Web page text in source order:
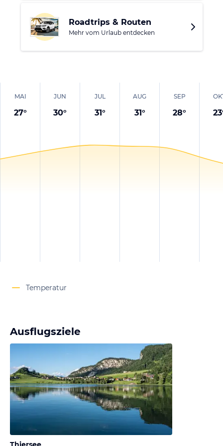
Roadtrips & Routen
Mehr vom Urlaub entdecken
MAI
27°
JUN
30°
JUL
31°
AUG
31°
SEP
28° 23
Temperatur
Ausflugsziele